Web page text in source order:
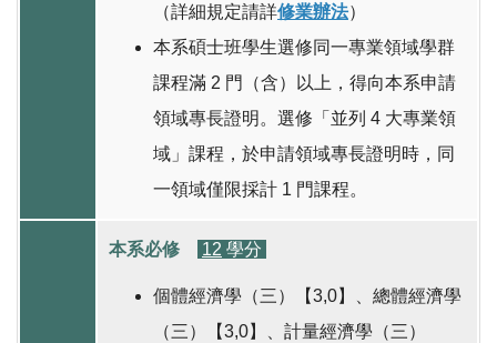
（詳細規定請詳修業辦法）
本系碩士班學生選修同一專業領域學群
課程滿 2 門（含）以上，得向本系申請
領域專長證明。選修「並列 4 大專業領
域」課程，於申請領域專長證明時，同
一領域僅限採計 1 門課程。
本系必修 12 學分
個體經濟學（三）【3,0】、總體經濟學
（三）【3,0】、計量經濟學（三）